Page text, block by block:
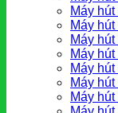
Máy
Máy
Máy
Máy
Máy
Máy
Máy